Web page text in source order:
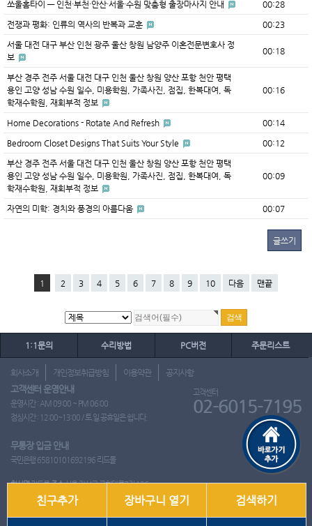
쏘울홈타이 — 인천·부천·안산·서울·수원 맞춤형 출장마사지 안내 00:28
전쟁과 평화: 인류의 역사의 반복과 교훈 00:23
서울 대전 대구 부산 인천 광주 울산 창원 남양주 이혼전문변호사 정
보
00:18
부산 경주 전주 서울 대전 대구 인천 울산 창원 양산 포항 천안 평택
용인 고양 성남 수원 일수, 미용학원, 가족사진, 점집, 한복대여, 독
학재수학원, 재회부적 정보
00:16
Home Decorations - Rotate And Refresh 00:14
Bedroom Closet Designs That Suits Your Style 00:12
부산 경주 전주 서울 대전 대구 인천 울산 창원 양산 포항 천안 평택
용인 고양 성남 수원 일수, 미용학원, 가족사진, 점집, 한복대여, 독
학재수학원, 재회부적 정보
00:09
자연의 미학: 경치와 풍경의 아름다움 00:07
글쓰기
1 2 3 4 5 6 7 8 9 10 다음 맨끝
1:1문의 수리방법 PC버전 주문리스트
회사소개 개인정보취급방침 이용약관 공지사항
고객센터 운영안내
운영시간 : AM 09:00 ~ PM 06:00
점심시간 : 12:00~13:00 / 토.일.공휴일은 쉽니다.
고객센터
02-6015-7195
무통장 입금 안내
국민은행 65810101692196 리드몰
회사명리드몰주소서울 강서구 국회대로7길 126
사업자 등록번호412-10-97537 이영은전화02-6015-7195
친구추가 장바구니 열기 검색하기